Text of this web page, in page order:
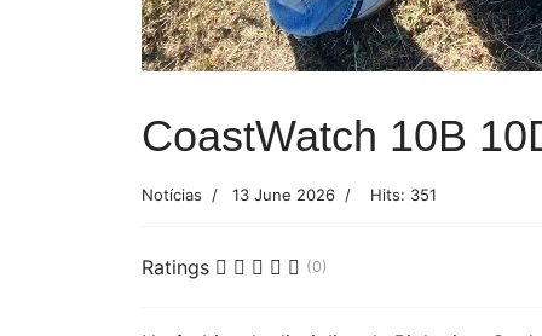
CoastWatch 10B
Notícias 13 June 2026 Hits: 351
Ratings (0)